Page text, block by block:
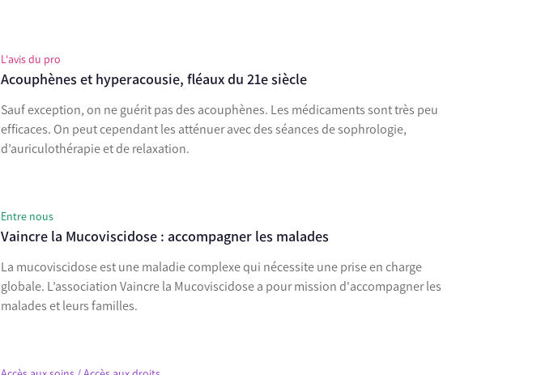
L'avis du pro
Acouphènes et hyperacousie, fléaux du 21e siècle
Sauf exception, on ne guérit pas des acouphènes. Les médicaments sont très peu
efficaces. On peut cependant les atténuer avec des séances de sophrologie,
d’auriculothérapie et de relaxation.
Entre nous
Vaincre la Mucoviscidose : accompagner les malades
La mucoviscidose est une maladie complexe qui nécessite une prise en charge
globale. L’association Vaincre la Mucoviscidose a pour mission d'accompagner les
malades et leurs familles.